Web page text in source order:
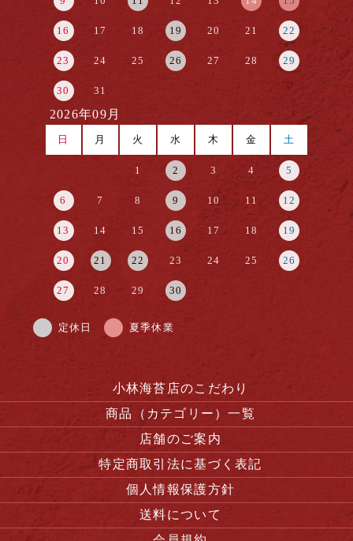
16 17 18 19 20 21 22
23 24 25 26 27 28 29
30 31
2026年09月
日 月 火 水 木 金 土
1 2 3 4 5
6 7 8 9 10 11 12
13 14 15 16 17 18 19
20 21 22 23 24 25 26
27 28 29 30
定休日 夏季休業
小林海苔店のこだわり
商品（カテゴリー）一覧
店舗のご案内
特定商取引法に基づく表記
個人情報保護方針
送料について